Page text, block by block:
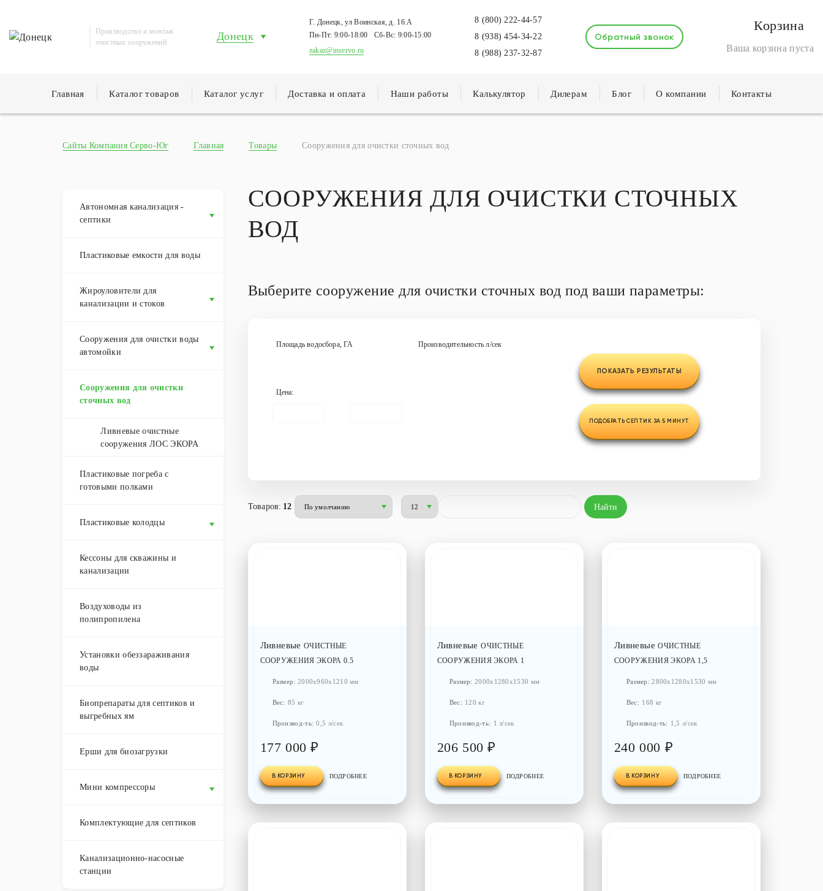
Производство и монтаж
очистных сооружений
Донецк
Г. Донецк, ул Воинская, д. 16.А
Пн-Пт: 9:00-18:00 Сб-Вс: 9:00-15:00
zakaz@inservo.ru
8 (800) 222-44-57
8 (938) 454-34-22
8 (988) 237-32-87
Обратный звонок
Корзина
Ваша корзина пуста
Главная Каталог товаров Каталог услуг Доставка и оплата Наши работы Калькулятор Дилерам Блог О компании Контакты
Сайты Компания Серво-Юг Главная Товары Сооружения для очистки сточных вод
Автономная канализация -
септики
Пластиковые емкости для воды
Жироуловители для
канализации и стоков
Сооружения для очистки воды
автомойки
Сооружения для очистки
сточных вод
Ливневые очистные
сооружения ЛОС ЭКОРА
Пластиковые погреба с
готовыми полками
Пластиковые колодцы
Кессоны для скважины и
канализации
Воздуховоды из
полипропилена
Установки обеззараживания
воды
Биопрепараты для септиков и
выгребных ям
Ерши для биозагрузки
Мини компрессоры
Комплектующие для септиков
Канализационно-насосные
станции
СООРУЖЕНИЯ ДЛЯ ОЧИСТКИ СТОЧНЫХ
ВОД
Выберите сооружение для очистки сточных вод под ваши параметры:
Площадь водосбора, ГА Производительность л/сек
Цена:
ПОКАЗАТЬ РЕЗУЛЬТАТЫ
ПОДОБРАТЬ СЕПТИК ЗА 5 МИНУТ
Товаров: 12 Найти
ЛивневыеОЧИСТНЫЕ
СООРУЖЕНИЯ ЭКОРА 0.5
Размер: 2000x960x1210 мм
Вес: 85 кг
Производ-ть: 0,5 л/сек
177 000 ₽
В КОРЗИНУ ПОДРОБНЕЕ
ЛивневыеОЧИСТНЫЕ
СООРУЖЕНИЯ ЭКОРА 1
Размер:2000x1280x1530 мм
Вес: 120 кг
Производ-ть: 1 л/сек
206 500 ₽
В КОРЗИНУ ПОДРОБНЕЕ
ЛивневыеОЧИСТНЫЕ
СООРУЖЕНИЯ ЭКОРА 1,5
Размер:2800x1280x1530 мм
Вес: 168 кг
Производ-ть: 1,5 л/сек
240 000 ₽
В КОРЗИНУ ПОДРОБНЕЕ